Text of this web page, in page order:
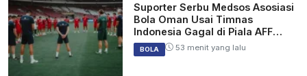
Suporter Serbu Medsos Asosiasi
Bola Oman Usai Timnas
Indonesia Gagal di Piala AFF
2026
BOLA 53 menit yang lalu